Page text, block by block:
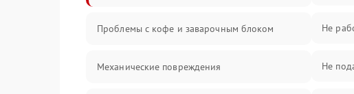
Проблемы с кофе и заварочным блоком
Механические повреждения
Не
Не